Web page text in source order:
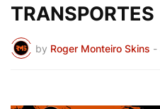
TRANSPORTES
by Roger Monteiro Skins -